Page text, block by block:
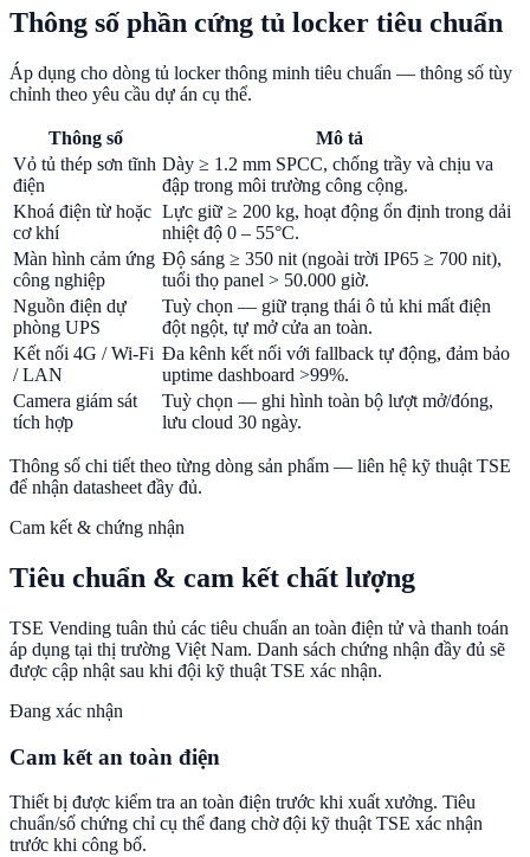
Thông số phần cứng tủ locker tiêu chuẩn
Áp dụng cho dòng tủ locker thông minh tiêu chuẩn — thông số tùy
chỉnh theo yêu cầu dự án cụ thể.
Thông số
Mô tả
Vỏ tủ thép sơn tĩnh
điện
Dày ≥ 1.2 mm SPCC, chống trầy và chịu va
đập trong môi trường công cộng.
Khoá điện từ hoặc
cơ khí
Lực giữ ≥ 200 kg, hoạt động ổn định trong dải
nhiệt độ 0 – 55°C.
Màn hình cảm ứng
công nghiệp
Độ sáng ≥ 350 nit (ngoài trời IP65 ≥ 700 nit),
tuổi thọ panel > 50.000 giờ.
Nguồn điện dự
phòng UPS
Tuỳ chọn — giữ trạng thái ô tủ khi mất điện
đột ngột, tự mở cửa an toàn.
Kết nối 4G / Wi-Fi
/ LAN
Đa kênh kết nối với fallback tự động, đảm bảo
uptime dashboard >99%.
Camera giám sát
tích hợp
Tuỳ chọn — ghi hình toàn bộ lượt mở/đóng,
lưu cloud 30 ngày.
Thông số chi tiết theo từng dòng sản phẩm — liên hệ kỹ thuật TSE
để nhận datasheet đầy đủ.
Cam kết & chứng nhận
Tiêu chuẩn & cam kết chất lượng
TSE Vending tuân thủ các tiêu chuẩn an toàn điện tử và thanh toán
áp dụng tại thị trường Việt Nam. Danh sách chứng nhận đầy đủ sẽ
được cập nhật sau khi đội kỹ thuật TSE xác nhận.
Đang xác nhận
Cam kết an toàn điện
Thiết bị được kiểm tra an toàn điện trước khi xuất xưởng. Tiêu
chuẩn/số chứng chỉ cụ thể đang chờ đội kỹ thuật TSE xác nhận
trước khi công bố.